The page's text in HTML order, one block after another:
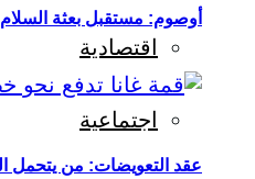
اقتصادية
اجتماعية
أوصوم: مستقبل بعثة
عقد التعويضات: من يتحمل